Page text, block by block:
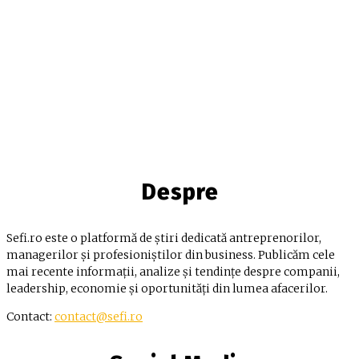
Despre
Sefi.ro este o platformă de știri dedicată antreprenorilor,
managerilor și profesioniștilor din business. Publicăm cele
mai recente informații, analize și tendințe despre companii,
leadership, economie și oportunități din lumea afacerilor.
Contact: contact@sefi.ro